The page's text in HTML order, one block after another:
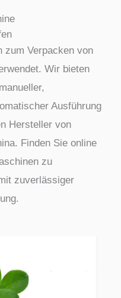
zum Verpacken von
Wir bieten
Ausführung
Hersteller von
Finden Sie online
zu
zuverlässiger